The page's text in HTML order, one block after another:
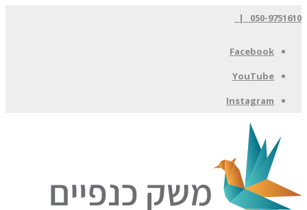
050-9751610 |
Facebook
YouTube
Instagram